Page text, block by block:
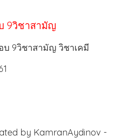
9วิชาสามัญ
บ 9วิชาสามัญ วิชาเคมี
by KamranAydinov -